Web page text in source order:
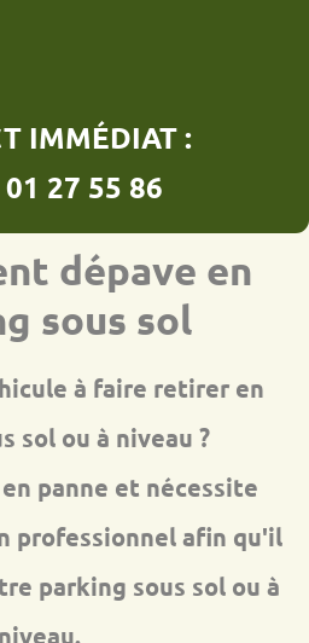
IMMÉDIAT :
27 55 86
dépave en
sous sol
à faire retirer en
sol ou à niveau ?
panne et nécessite
professionnel afin qu'il
parking sous sol ou à
niveau.